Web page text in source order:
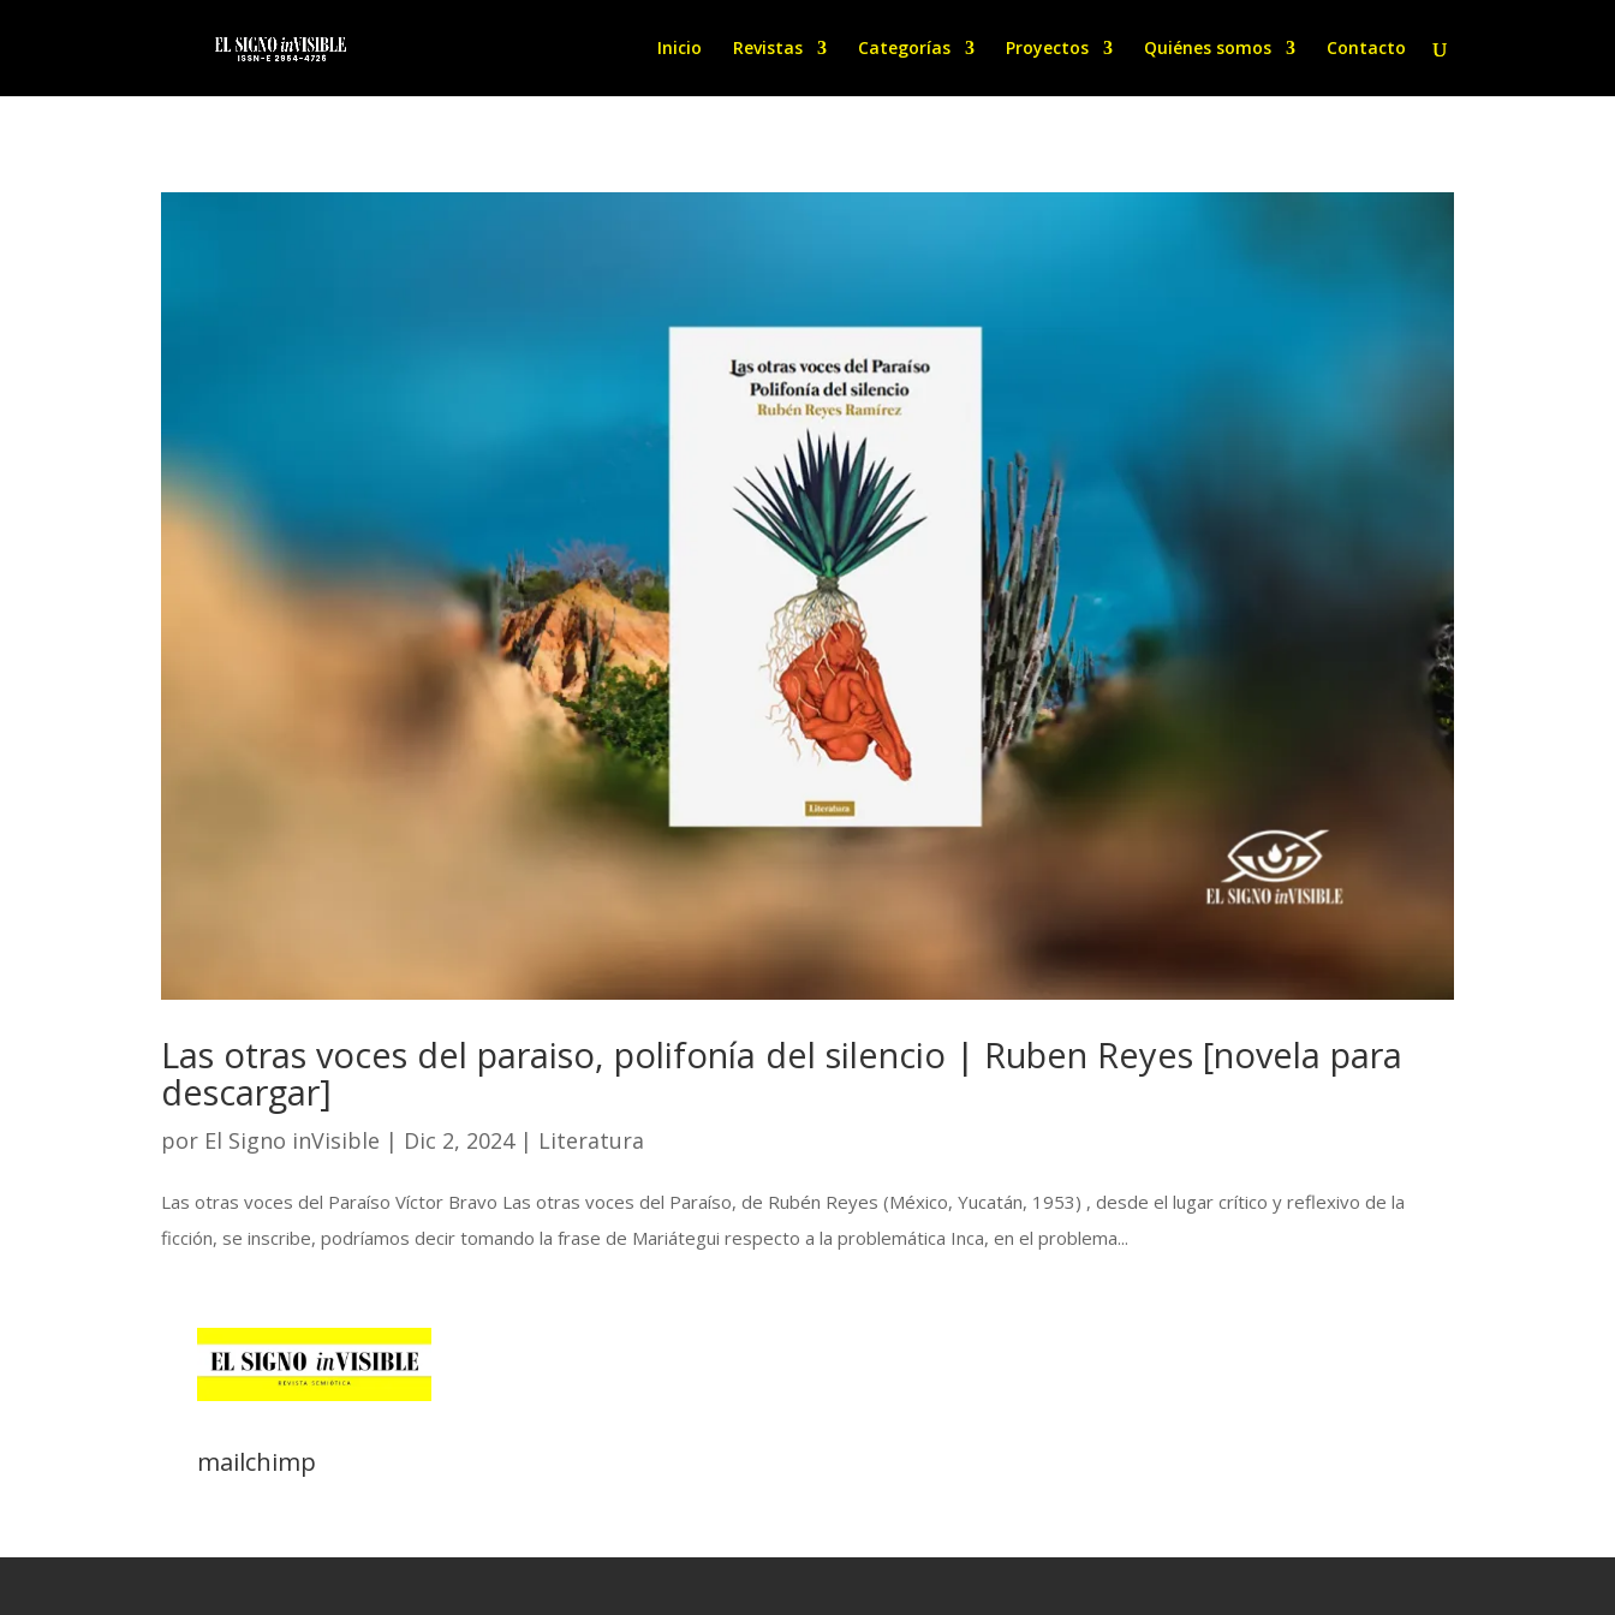
Inicio Revistas Categorías Proyectos Quiénes somos Contacto
Las otras voces del paraiso, polifonía del silencio | Ruben Reyes [novela para
descargar]
por El Signo inVisible | Dic 2, 2024| Literatura
Las otras voces del Paraíso Víctor Bravo Las otras voces del Paraíso, de Rubén Reyes (México, Yucatán, 1953) , desde el lugar crítico y reflexivo de la
ficción, se inscribe, podríamos decir tomando la frase de Mariátegui respecto a la problemática Inca, en el problema...
mailchimp